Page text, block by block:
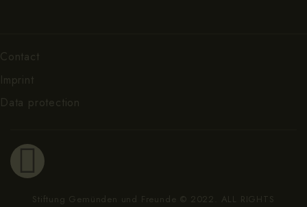
Contact
Imprint
Data protection
Stiftung Gemünden und Freunde © 2022. ALL RIGHTS